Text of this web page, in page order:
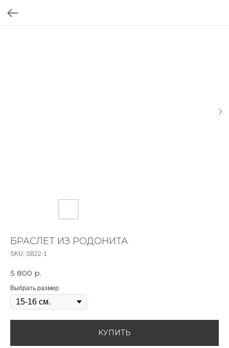
БРАСЛЕТ ИЗ РОДОНИТА
SKU: SB22-1
5 800 р.
Выбрать размер
КУПИТЬ